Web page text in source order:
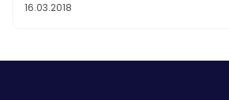
16.03.2018